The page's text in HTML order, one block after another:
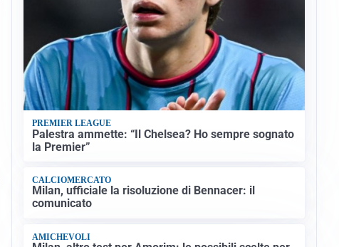
PREMIER LEAGUE
Palestra ammette: “Il Chelsea? Ho sempre sognato
la Premier”
CALCIOMERCATO
Milan, ufficiale la risoluzione di Bennacer: il
comunicato
AMICHEVOLI